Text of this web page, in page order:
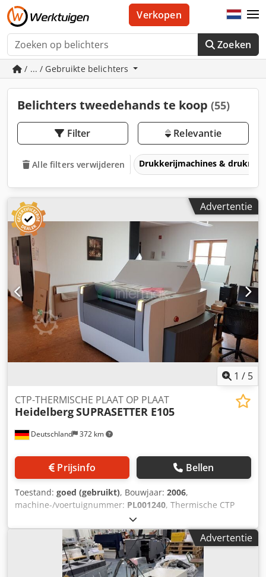
Zoeken
Verkopen
/ ... / Gebruikte belichters
Belichters tweedehands te koop (55)
Filter Relevantie
Alle filters verwijderen Drukkerijmachines &
Advertentie
1 / 5
Deutschland 372 km
CTP-THERMISCHE PLAAT OP PLAAT
HeidelbergSUPRASETTER E105
Prijsinfo Bellen
Toestand: goed (gebruikt), Bouwjaar: 2006,
machine-/voertuignummer: PL001240, Thermische CTP
(Computer to Plate) Dwjdpefmmyzofx Acdja Doorvoeroptie
(platen/uur in max. formaat) : 14 platen/uur Min.
Plaatformaat : 370 x 323 mm Maks. Plaatformaat : 930 x
1140 mm Plaatdikte : 0,15 - 0,3 mm De technische
gegevens kunnen variëren afhankelijk van het werk, de
Advertentie